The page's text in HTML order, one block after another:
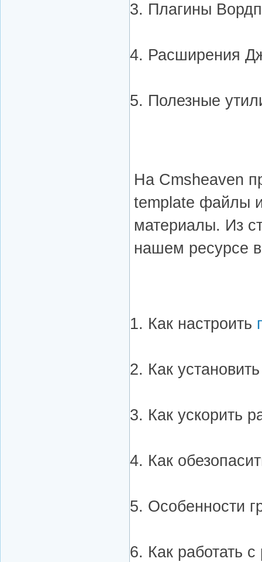
Плагины
Расширения
Полезные
На Cmsheaven
template файлы
материалы. Из
нашем ресурсе
Как настроить
Как
Как ускорить
Как
Особенности
Как работать